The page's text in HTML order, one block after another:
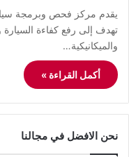
يقدم مركز فحص وبرمجة
تهدف إلى رفع كفاءة السيارة
والميكانيكية…
أكمل القراءة »
نحن الافضل في مجالنا